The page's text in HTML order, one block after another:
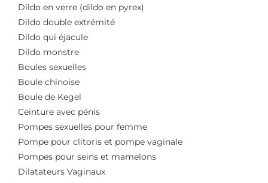
Dildo en verre (dildo en pyrex)
Dildo double extrémité
Dildo qui éjacule
Dildo monstre
Boules sexuelles
Boule chinoise
Boule de Kegel
Ceinture avec pénis
Pompes sexuelles pour femme
Pompe pour clitoris et pompe vaginale
Pompes pour seins et mamelons
Dilatateurs Vaginaux